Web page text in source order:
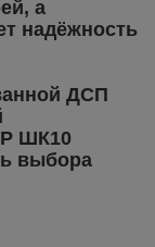
а
надёжность
ДСП
ШК10
выбора